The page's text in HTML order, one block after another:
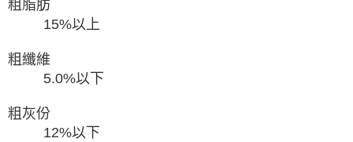
粗脂肪
15%以上
粗纖維
5.0%以下
粗灰份
12%以下